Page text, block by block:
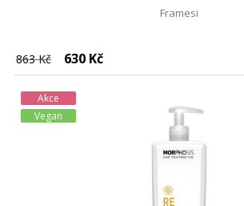
Framesi
863 Kč 630 Kč
Akce
Vegan